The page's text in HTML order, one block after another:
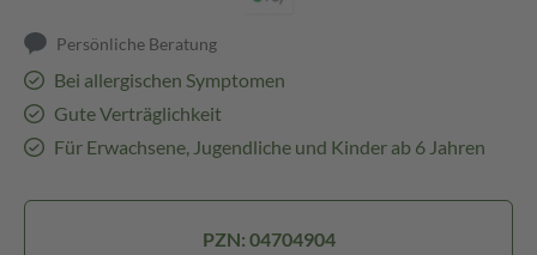
Persönliche Beratung
Bei allergischen Symptomen
Gute Verträglichkeit
Für Erwachsene, Jugendliche und Kinder ab 6 Jahren
PZN: 04704904